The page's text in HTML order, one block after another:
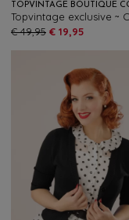
€ 49,95 € 19,95